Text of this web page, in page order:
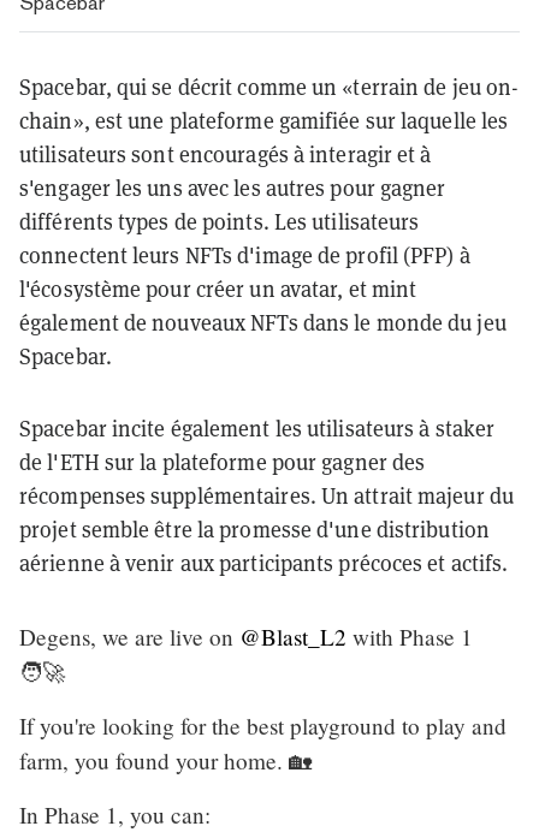
Spacebar, qui se décrit comme un «terrain de jeu on-
chain», est une plateforme gamifiée sur laquelle les
utilisateurs sont encouragés à interagir et à
s'engager les uns avec les autres pour gagner
différents types de points. Les utilisateurs
connectent leurs NFTs d'image de profil (PFP) à
l'écosystème pour créer un avatar, et mint
également de nouveaux NFTs dans le monde du jeu
Spacebar.
Spacebar incite également les utilisateurs à staker
de l'ETH sur la plateforme pour gagner des
récompenses supplémentaires. Un attrait majeur du
projet semble être la promesse d'une distribution
aérienne à venir aux participants précoces et actifs.
Degens, we are live on @Blast_L2 with Phase 1
🧑‍🚀
If you're looking for the best playground to play and
farm, you found your home. 🏡
In Phase 1, you can: